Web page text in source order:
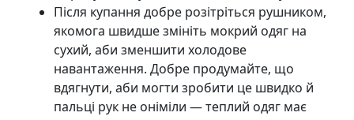
Після купання добре розітріться рушником,
якомога швидше змініть мокрий одяг на
сухий, аби зменшити холодове
навантаження. Добре продумайте, що
вдягнути, аби могти зробити це швидко й
пальці рук не оніміли — теплий одяг має